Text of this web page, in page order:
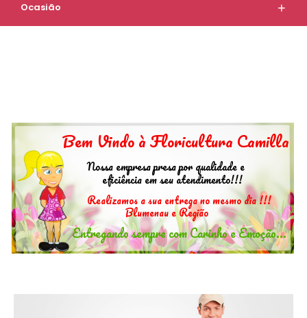
Ocasião
Bem VindoàFloricultura Camilla
Nossa empresa presa por qualidade e
Entregando sempre com Carinho e Emoção...
Realizamos asua entregano mesmo dia!!!
Blumenau eRegião
eficiência em seu atendimento!!!